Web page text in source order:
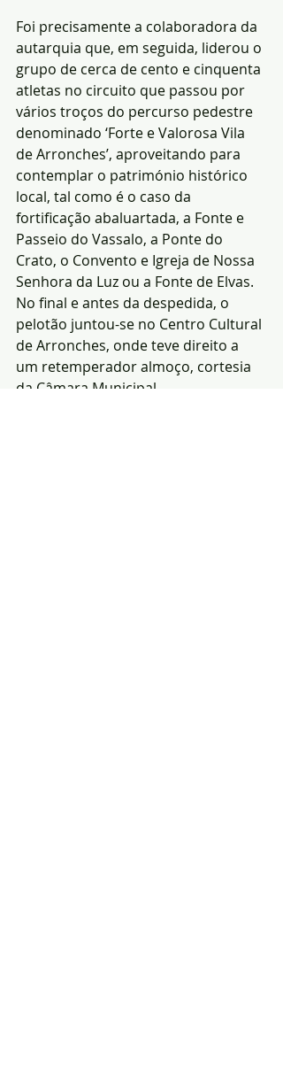
Foi precisamente a colaboradora da
autarquia que, em seguida, liderou o
grupo de cerca de cento e cinquenta
atletas no circuito que passou por
vários troços do percurso pedestre
denominado ‘Forte e Valorosa Vila
de Arronches’, aproveitando para
contemplar o património histórico
local, tal como é o caso da
fortificação abaluartada, a Fonte e
Passeio do Vassalo, a Ponte do
Crato, o Convento e Igreja de Nossa
Senhora da Luz ou a Fonte de Elvas.
No final e antes da despedida, o
pelotão juntou-se no Centro Cultural
de Arronches, onde teve direito a
um retemperador almoço, cortesia
da Câmara Municipal.